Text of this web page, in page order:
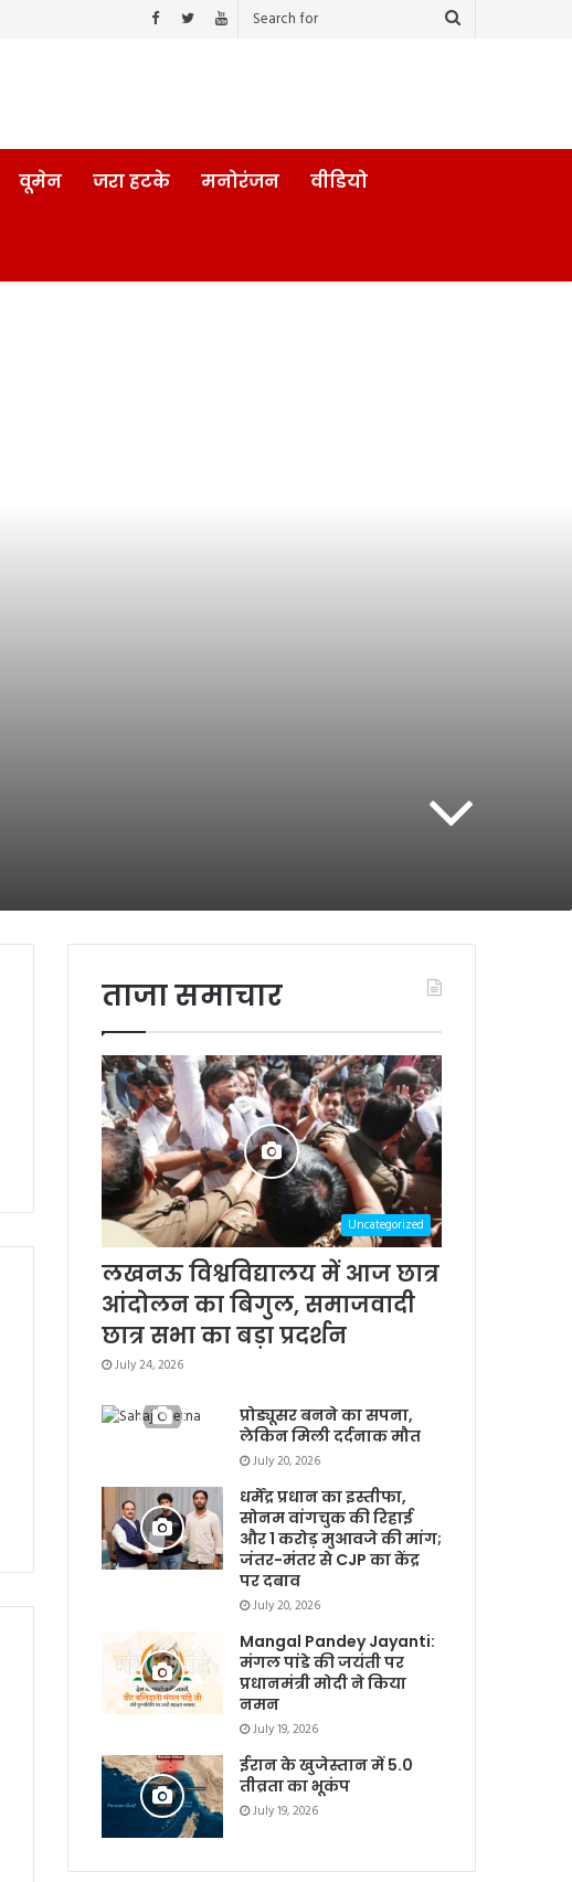
वूमेन जरा हटके मनोरंजन वीडियो
ताजा समाचार
Uncategorized
लखनऊ विश्वविद्यालय में आज छात्र
आंदोलन का बिगुल, समाजवादी
छात्र सभा का बड़ा प्रदर्शन
July 24, 2026
प्रोड्यूसर बनने का सपना,
लेकिन मिली दर्दनाक मौत
July 20, 2026
धर्मेंद्र प्रधान का इस्तीफा,
सोनम वांगचुक की रिहाई
और 1 करोड़ मुआवजे की मांग;
जंतर-मंतर से CJP का केंद्र
पर दबाव
July 20, 2026
Mangal Pandey Jayanti:
मंगल पांडे की जयंती पर
प्रधानमंत्री मोदी ने किया
नमन
July 19, 2026
ईरान के खुजेस्तान में 5.0
तीव्रता का भूकंप
July 19, 2026